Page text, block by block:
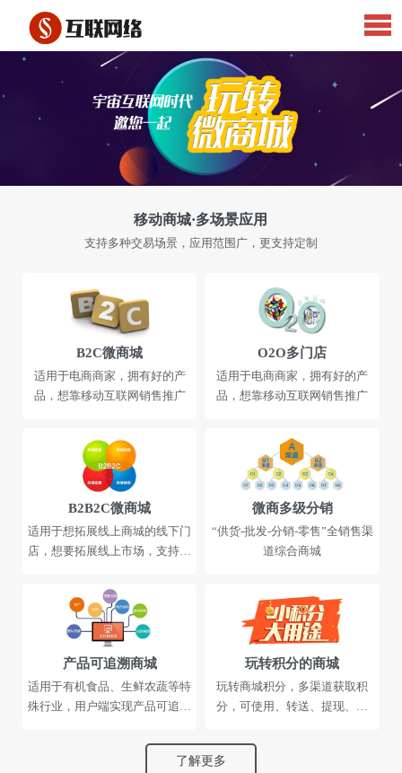
移动商城·多场景应用
支持多种交易场景，应用范围广，更支持定制
B2C微商城
适用于电商商家，拥有好的产
品，想靠移动互联网销售推广
O2O多门店
适用于电商商家，拥有好的产
品，想靠移动互联网销售推广
B2B2C微商城
适用于想拓展线上商城的线下门
店，想要拓展线上市场，支持多
微商多级分销
“供货-批发-分销-零售”全销售渠
道综合商城
产品可追溯商城
适用于有机食品、生鲜农蔬等特
殊行业，用户端实现产品可追溯
玩转积分的商城
玩转商城积分，多渠道获取积
分，可使用、转送、提现、捐
了解更多